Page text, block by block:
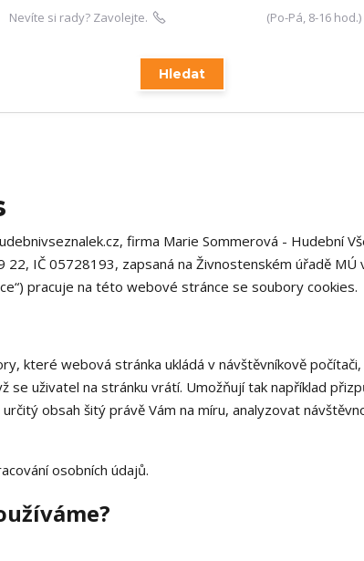
Hledat
Nevíte si rady? Zavolejte. (Po-Pá, 8-16 hod.)
firma Marie Sommerová - Hudební
22, IČ 05728193, zapsaná na Živnostenském úřadě MÚ
pracuje na této webové stránce se soubory cookies.
které webová stránka ukládá v návštěvníkově
se uživatel na stránku vrátí. Umožňují tak například
obsah šitý právě Vám na míru, analyzovat
osobních údajů.